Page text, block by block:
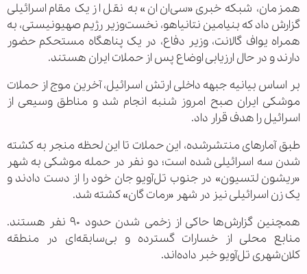
همزمان، شبکه خبری «سی‌ان‌ان» به نقل از یک مقام اسرائیلی
گزارش داد که بنیامین نتانیاهو، نخست‌وزیر رژیم صهیونیستی، به
همراه یواف گالانت، وزیر دفاع، در یک پناهگاه مستحکم حضور
دارند و در حال ارزیابی اوضاع پس از حملات ایران هستند.
بر اساس بیانیه جبهه داخلی ارتش اسرائیل، آخرین موج از حملات
موشکی ایران صبح امروز شنبه انجام شد و مناطق وسیعی از
اسرائیل را هدف قرار داد.
طبق آمارهای منتشرشده، این حملات تا این لحظه منجر به کشته
شدن سه اسرائیلی شده است؛ دو نفر در حمله موشکی به شهر
«ریشون لتسیون» در جنوب تل‌آویو جان خود را از دست دادند و
یک زن اسرائیلی نیز در شهر «رمات گان» کشته شد.
همچنین گزارش‌ها حاکی از زخمی شدن حدود ۹۰ نفر هستند.
منابع محلی از خسارات گسترده و بی‌سابقه‌ای در منطقه
کلان‌شهری تل‌آویو خبر داده‌اند.